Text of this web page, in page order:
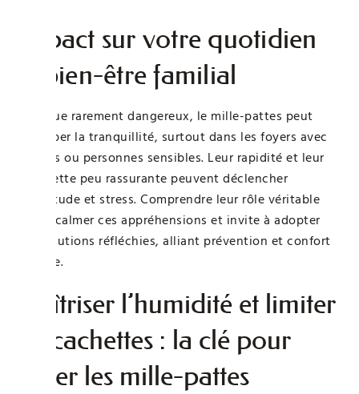
Impact sur votre quotidien
et bien-être familial
Bien que rarement dangereux, le mille-pattes peut
perturber la tranquillité, surtout dans les foyers avec
enfants ou personnes sensibles. Leur rapidité et leur
silhouette peu rassurante peuvent déclencher
inquiétude et stress. Comprendre leur rôle véritable
aide à calmer ces appréhensions et invite à adopter
des solutions réfléchies, alliant prévention et confort
durable.
Maîtriser l’humidité et limiter
les cachettes : la clé pour
éviter les mille-pattes